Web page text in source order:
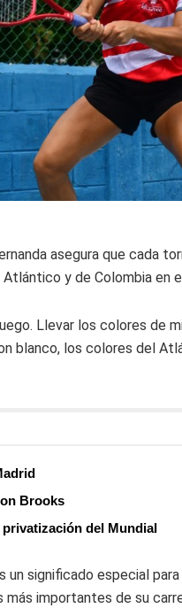
asegura que cada
y de Colombia en
Llevar los colores de
blanco, los colores del
Brooks
del Mundial
un significado especial
importantes de su